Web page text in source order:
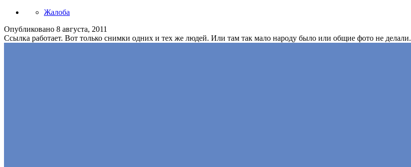
Жалоба
Опубликовано 8 августа, 2011
Ссылка работает. Вот только снимки одних и тех же людей. Или там так мало народу было или общие фото не делали.